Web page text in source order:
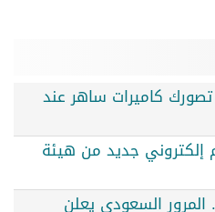
كاميرات ساهر عند
إلكتروني جديد من هيئة
السعودي يعلن